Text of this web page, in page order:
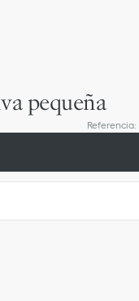
pequeña
Referencia: